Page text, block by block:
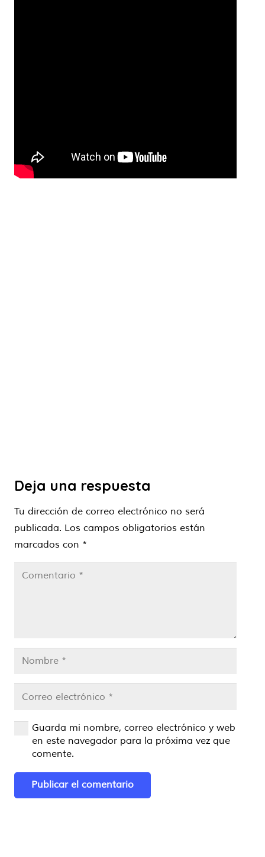
Deja una respuesta
Tu dirección de correo electrónico no será
publicada. Los campos obligatorios están
marcados con *
Guarda mi nombre, correo electrónico y web
en este navegador para la próxima vez que
comente.
Publicar el comentario